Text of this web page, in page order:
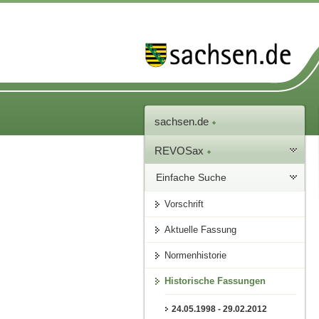
sachsen.de
REVOSax
Einfache Suche
Vorschrift
Aktuelle Fassung
Normenhistorie
Historische Fassungen
24.05.1998 - 29.02.2012